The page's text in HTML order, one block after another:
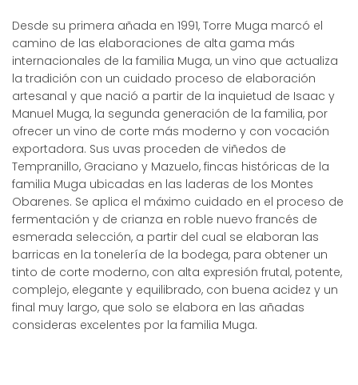
Desde su primera añada en 1991, Torre Muga marcó el
camino de las elaboraciones de alta gama más
internacionales de la familia Muga, un vino que actualiza
la tradición con un cuidado proceso de elaboración
artesanal y que nació a partir de la inquietud de Isaac y
Manuel Muga, la segunda generación de la familia, por
ofrecer un vino de corte más moderno y con vocación
exportadora. Sus uvas proceden de viñedos de
Tempranillo, Graciano y Mazuelo, fincas históricas de la
familia Muga ubicadas en las laderas de los Montes
Obarenes. Se aplica el máximo cuidado en el proceso de
fermentación y de crianza en roble nuevo francés de
esmerada selección, a partir del cual se elaboran las
barricas en la tonelería de la bodega, para obtener un
tinto de corte moderno, con alta expresión frutal, potente,
complejo, elegante y equilibrado, con buena acidez y un
final muy largo, que solo se elabora en las añadas
consideras excelentes por la familia Muga.